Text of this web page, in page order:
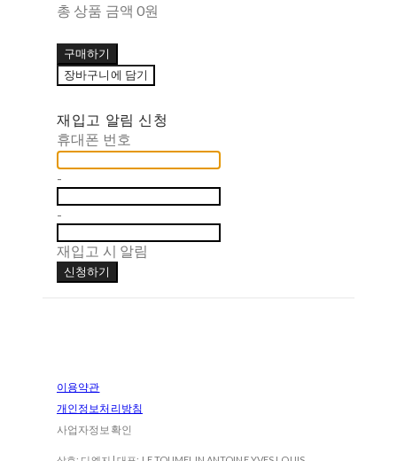
총 상품 금액 0원
구매하기
장바구니에 담기
재입고 알림 신청
휴대폰 번호
-
-
재입고 시 알림
신청하기
이용약관
개인정보처리방침
사업자정보확인